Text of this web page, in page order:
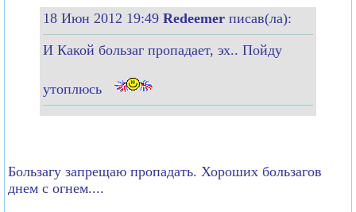
18 Июн 2012 19:49 Redeemer писав(ла):
И Какой бользаг пропадает, эх.. Пойду
утоплюсь
Бользагу запрещаю пропадать. Хороших бользагов
днем с огнем....